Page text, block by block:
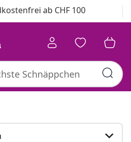
ab CHF 100